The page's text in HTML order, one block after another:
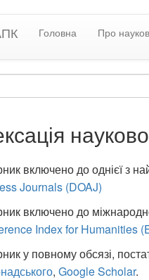
Головна Про
включено до однієї з
Journals (DOAJ)
включено до
Index for Humanities
у повному обсязі,
, Google Scholar.